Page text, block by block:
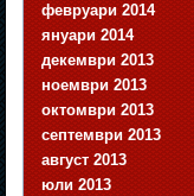
февруари 2014
януари 2014
декември 2013
ноември 2013
октомври 2013
септември 2013
август 2013
юли 2013